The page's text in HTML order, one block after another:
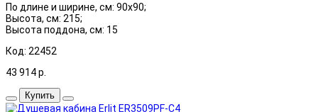
По длине и ширине, см: 90x90;
Высота, см: 215;
Высота поддона, см: 15
Код: 22452
43 914р.
Купить